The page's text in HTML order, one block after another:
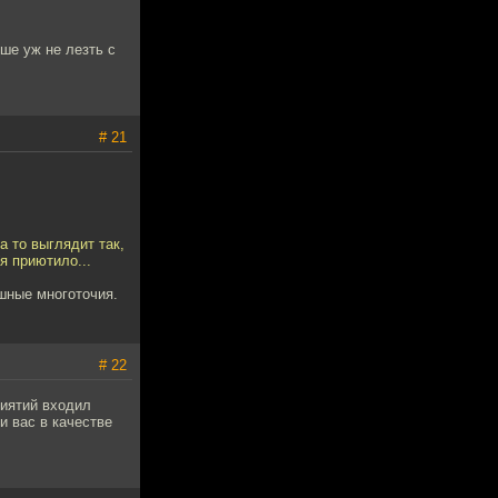
уж не лезть с
# 21
выглядит так,
приютило...
многоточия.
# 22
входил
вас в качестве